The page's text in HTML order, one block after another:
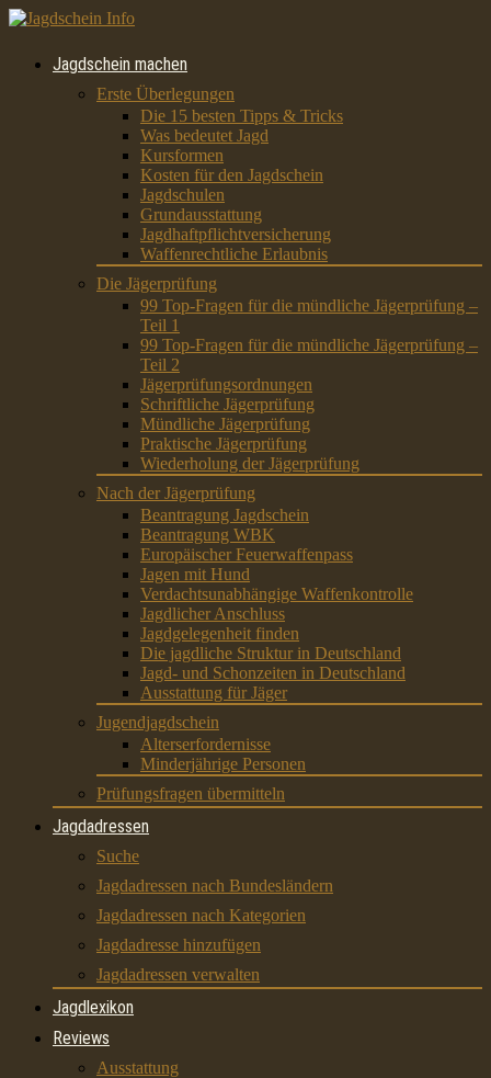
Jagdschein machen
Erste Überlegungen
Die 15 besten Tipps & Tricks
Was bedeutet Jagd
Kursformen
Kosten für den Jagdschein
Jagdschulen
Grundausstattung
Jagdhaftpflichtversicherung
Waffenrechtliche Erlaubnis
Die Jägerprüfung
99 Top-Fragen für die mündliche Jägerprüfung –
Teil 1
99 Top-Fragen für die mündliche Jägerprüfung –
Teil 2
Jägerprüfungsordnungen
Schriftliche Jägerprüfung
Mündliche Jägerprüfung
Praktische Jägerprüfung
Wiederholung der Jägerprüfung
Nach der Jägerprüfung
Beantragung Jagdschein
Beantragung WBK
Europäischer Feuerwaffenpass
Jagen mit Hund
Verdachtsunabhängige Waffenkontrolle
Jagdlicher Anschluss
Jagdgelegenheit finden
Die jagdliche Struktur in Deutschland
Jagd- und Schonzeiten in Deutschland
Ausstattung für Jäger
Jugendjagdschein
Alterserfordernisse
Minderjährige Personen
Prüfungsfragen übermitteln
Jagdadressen
Suche
Jagdadressen nach Bundesländern
Jagdadressen nach Kategorien
Jagdadresse hinzufügen
Jagdadressen verwalten
Jagdlexikon
Reviews
Ausstattung